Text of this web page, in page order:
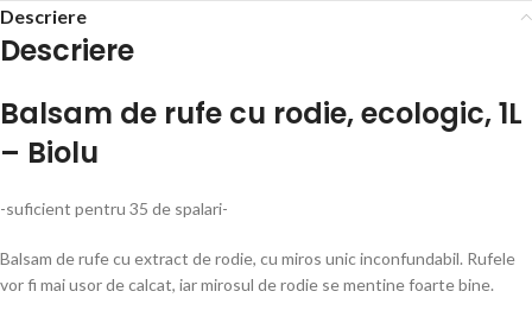
Descriere
Descriere
Balsam de rufe cu rodie, ecologic, 1L
– Biolu
-suficient pentru 35 de spalari-
Balsam de rufe cu extract de rodie, cu miros unic inconfundabil. Rufele
vor fi mai usor de calcat, iar mirosul de rodie se mentine foarte bine.